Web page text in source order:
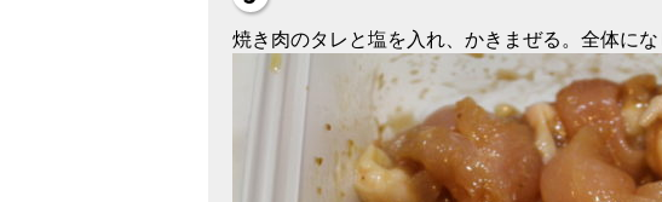
焼き肉のタレと塩を入れ、かきまぜる。全体に